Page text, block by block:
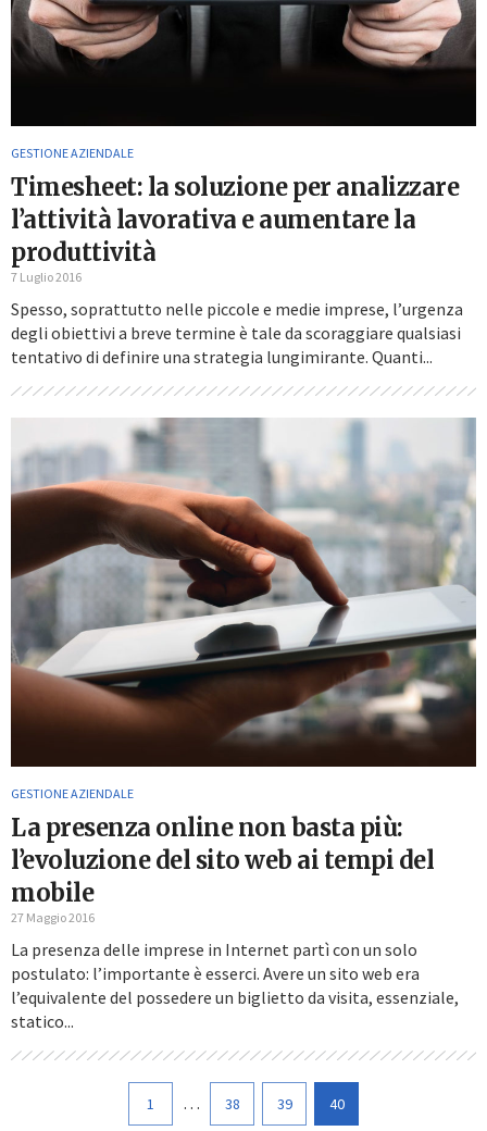
GESTIONE AZIENDALE
Timesheet: la soluzione per analizzare
l’attività lavorativa e aumentare la
produttività
7 Luglio 2016
Spesso, soprattutto nelle piccole e medie imprese, l’urgenza
degli obiettivi a breve termine è tale da scoraggiare qualsiasi
tentativo di definire una strategia lungimirante. Quanti...
GESTIONE AZIENDALE
La presenza online non basta più:
l’evoluzione del sito web ai tempi del
mobile
27 Maggio 2016
La presenza delle imprese in Internet partì con un solo
postulato: l’importante è esserci. Avere un sito web era
l’equivalente del possedere un biglietto da visita, essenziale,
statico...
1 … 38 39 40